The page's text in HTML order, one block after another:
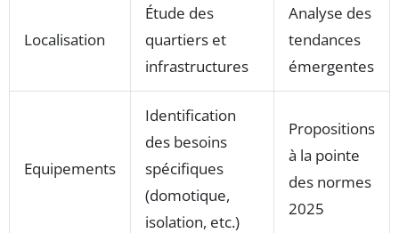
Localisation
Étude des
quartiers et
infrastructures
Analyse des
tendances
émergentes
Equipements
Identification
des besoins
spécifiques
(domotique,
isolation, etc.)
Propositions
à la pointe
des normes
2025